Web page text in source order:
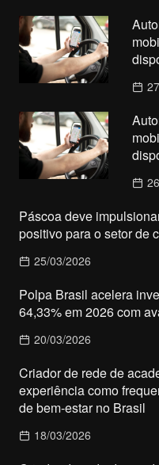
Páscoa deve
positivo para o setor de
25/03/2026
Polpa Brasil acelera
64,33% em 2026 com
20/03/2026
Criador de rede de
experiência como
de bem-estar no Brasil
18/03/2026